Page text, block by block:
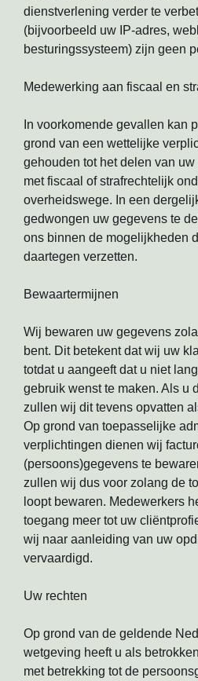
dienstverlening verder te
(bijvoorbeeld uw IP-adres,
besturingssysteem) zijn geen
Medewerking aan fiscaal en
In voorkomende gevallen kan
grond van een wettelijke
gehouden tot het delen van
met fiscaal of strafrechtelijk
overheidswege. In een
gedwongen uw gegevens te
ons binnen de mogelijkheden
daartegen verzetten.
Bewaartermijnen
Wij bewaren uw gegevens
bent. Dit betekent dat wij uw
totdat u aangeeft dat u niet
gebruik wenst te maken. Als u
zullen wij dit tevens opvatten
Op grond van toepasselijke
verplichtingen dienen wij
(persoons)gegevens te
zullen wij dus voor zolang de
loopt bewaren. Medewerkers
toegang meer tot uw
wij naar aanleiding van uw
vervaardigd.
Uw rechten
Op grond van de geldende
wetgeving heeft u als
met betrekking tot de